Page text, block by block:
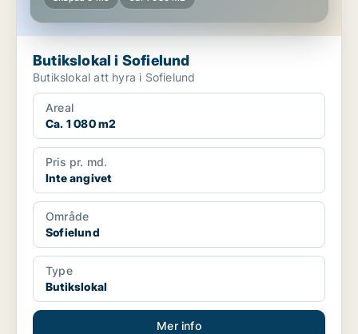
Butikslokal i Sofielund
Butikslokal att hyra i Sofielund
Areal
Ca. 1 080 m2
Pris pr. md.
Inte angivet
Område
Sofielund
Type
Butikslokal
Mer info